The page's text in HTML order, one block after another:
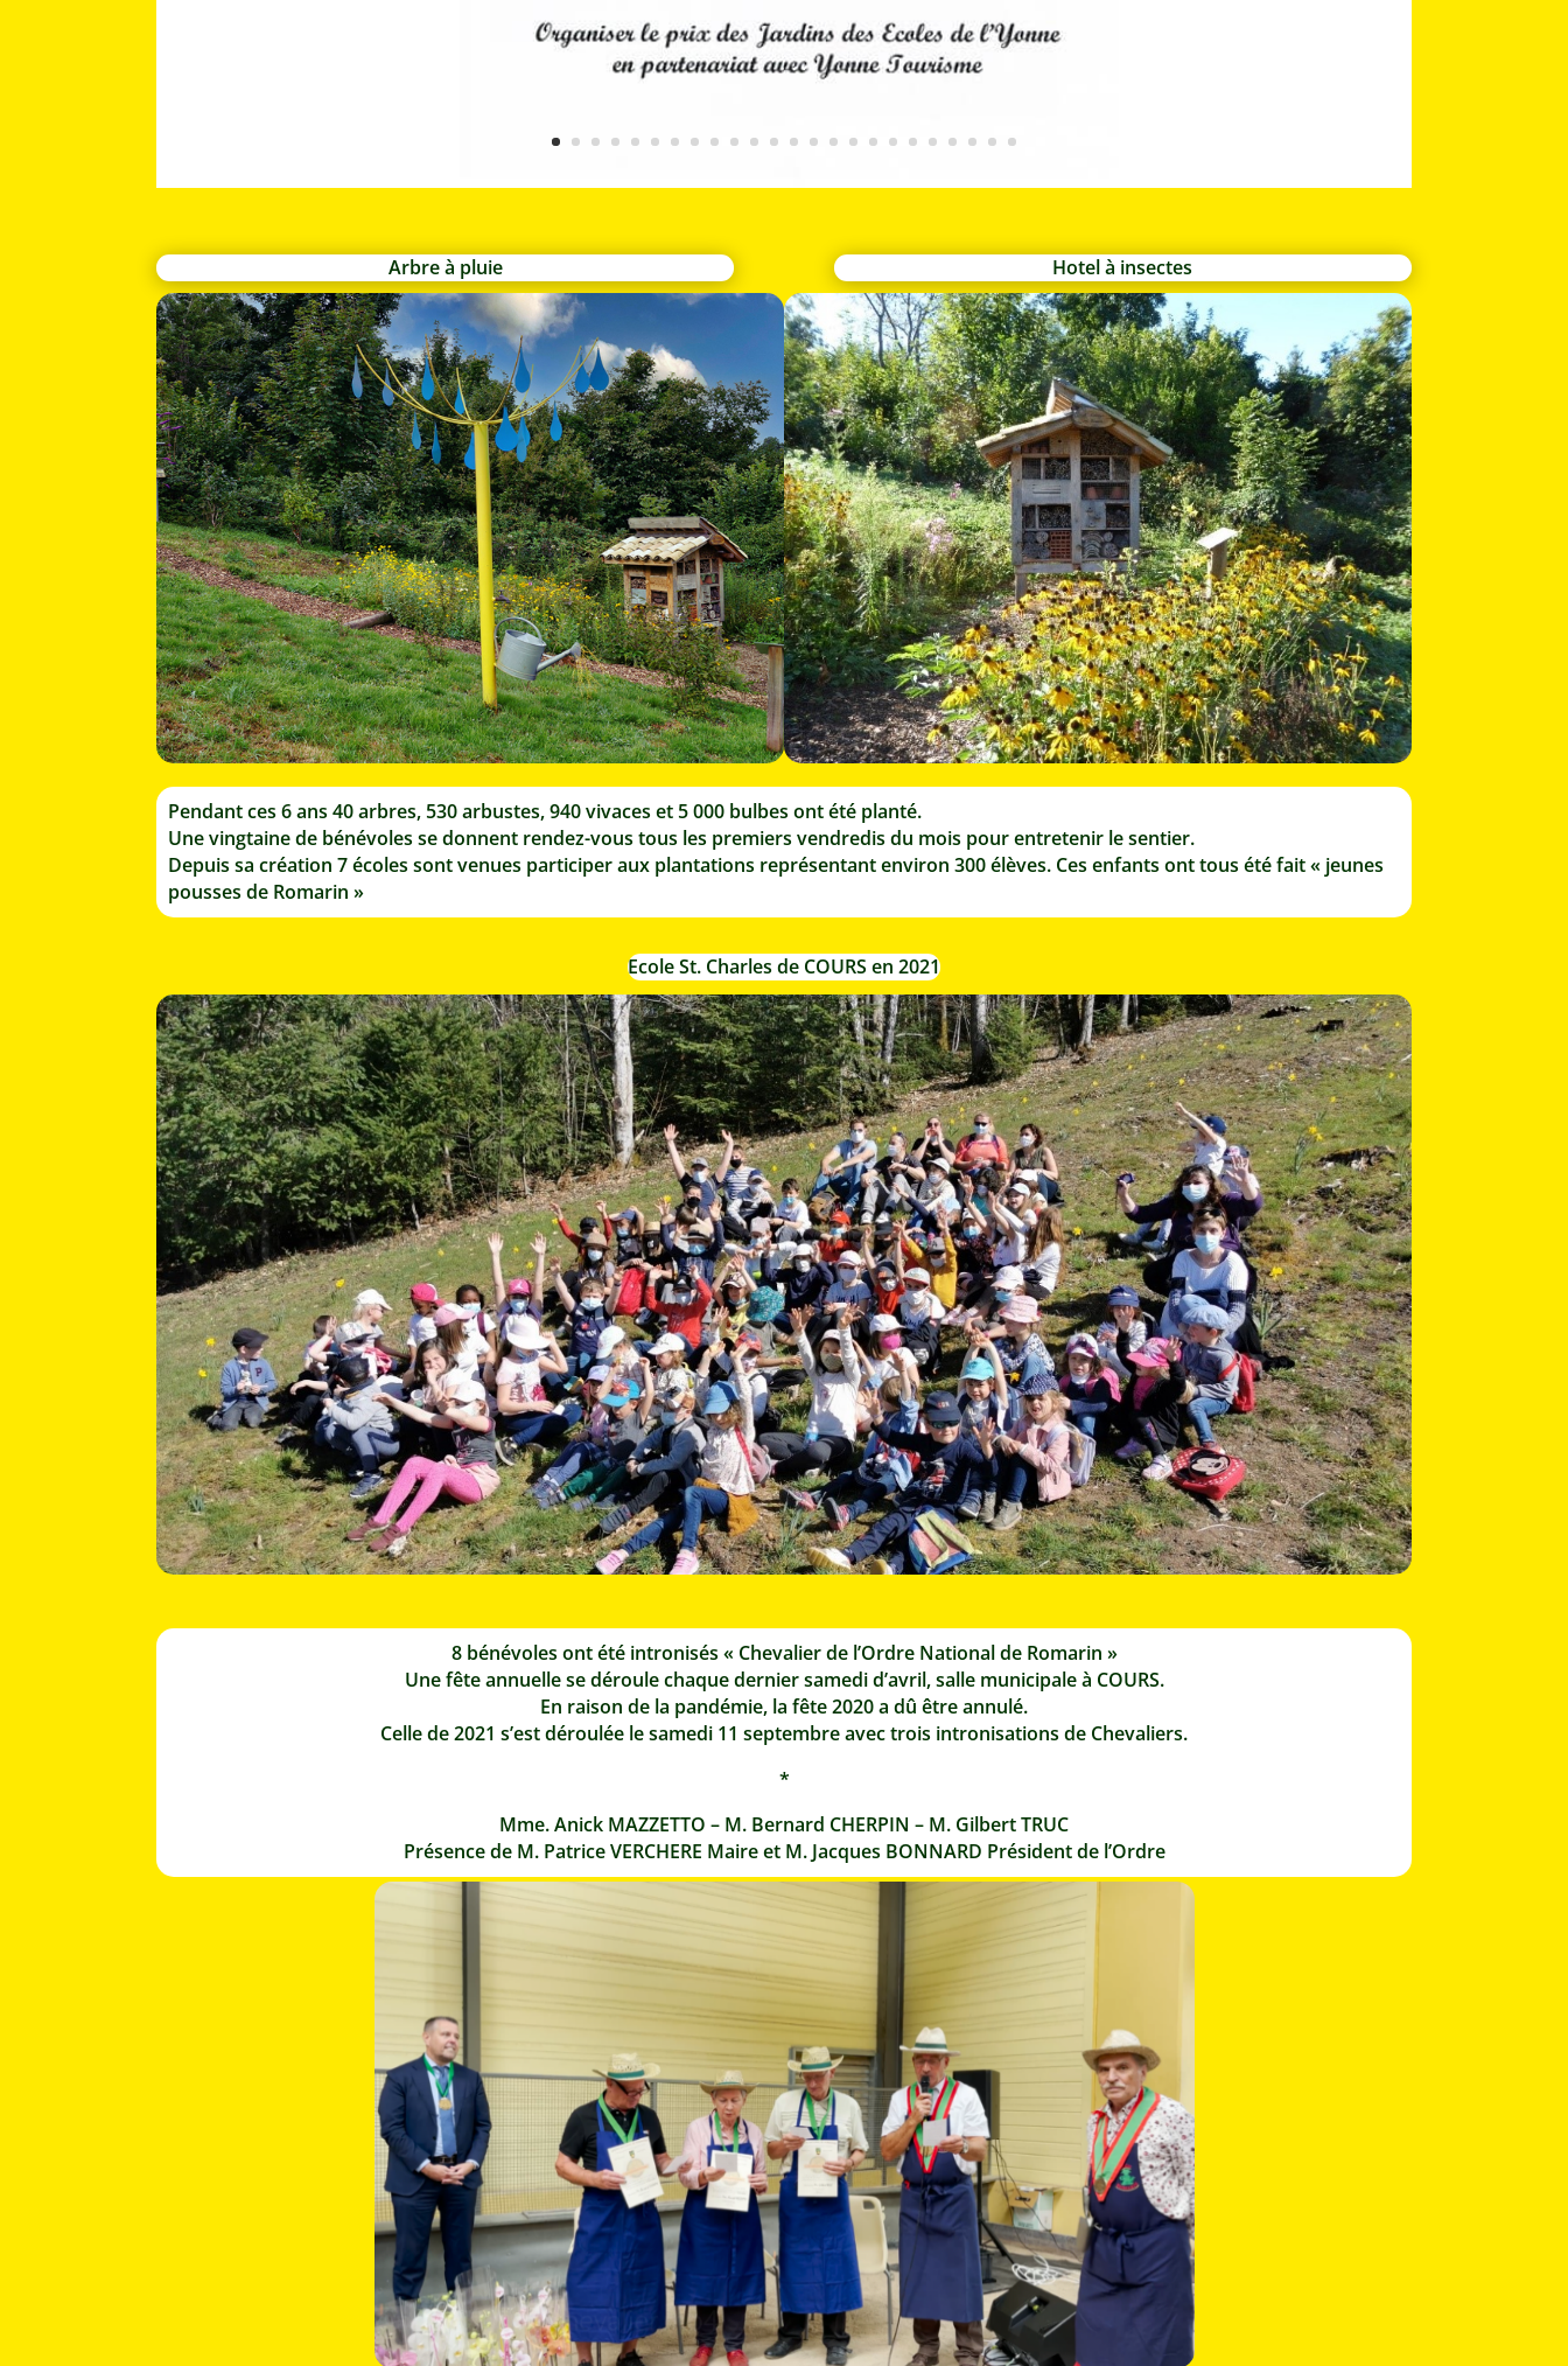
Arbre à pluie Hotel à insectes
Pendant ces 6 ans 40 arbres, 530 arbustes, 940 vivaces et 5 000 bulbes ont été planté.
Une vingtaine de bénévoles se donnent rendez-vous tous les premiers vendredis du mois pour entretenir le sentier.
Depuis sa création 7 écoles sont venues participer aux plantations représentant environ 300 élèves. Ces enfants ont tous été fait « jeunes
pousses de Romarin »
Ecole St. Charles de COURS en 2021
8 bénévoles ont été intronisés « Chevalier de l’Ordre National de Romarin »
Une fête annuelle se déroule chaque dernier samedi d’avril, salle municipale à COURS.
En raison de la pandémie, la fête 2020 a dû être annulé.
Celle de 2021 s’est déroulée le samedi 11 septembre avec trois intronisations de Chevaliers.
*
Mme. Anick MAZZETTO – M. Bernard CHERPIN – M. Gilbert TRUC
Présence de M. Patrice VERCHERE Maire et M. Jacques BONNARD Président de l’Ordre